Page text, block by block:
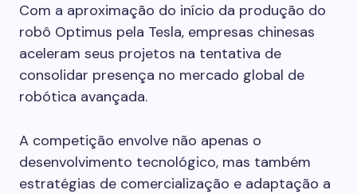
Com a aproximação do início da produção do
robô Optimus pela Tesla, empresas chinesas
aceleram seus projetos na tentativa de
consolidar presença no mercado global de
robótica avançada.
A competição envolve não apenas o
desenvolvimento tecnológico, mas também
estratégias de comercialização e adaptação a